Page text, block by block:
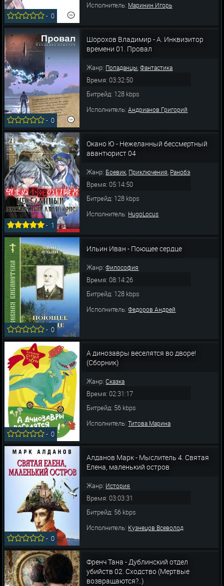
-0
Исполнитель: Маринин Игорь
-0
Шорохов Владимир - А. Инквизитор
времени 01. Провал
Жанр: Попаданцы,Фантастика
Время: 03:32:50
Битрейд: 128 kbps
Исполнитель:Андрианов Григорий
- 1
Окано Ю - Нежеланный бессмертный
авантюрист 04
Жанр: Боевик, Приключения, Ранобэ
Время: 05:14:50
Битрейд: 128 kbps
Исполнитель: HugoLocus
-0
Ильин Иван - Поющее сердце
Жанр:Философия
Время: 08:14:26
Битрейд: 128 kbps
Исполнитель:Федоров Андрей
-0
А динозавры веселятся во дворе!
(Сборник)
Жанр:Сказка
Время: 02:31:17
Битрейд: 56 kbps
Исполнитель:Титова Марина
-0
Алданов Марк - Мыслитель 4. Святая
Елена, маленький остров
Жанр: История
Время: 03:03:31
Битрейд: 56 kbps
Исполнитель: Кузнецов Всеволод
Френч Тана - Дублинский отдел
убийств 02. Сходство (Мертвые
возвращаются?..)